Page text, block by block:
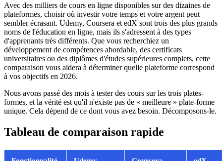
Avec des milliers de cours en ligne disponibles sur des dizaines de
plateformes, choisir où investir votre temps et votre argent peut
sembler écrasant. Udemy, Coursera et edX sont trois des plus grands
noms de l'éducation en ligne, mais ils s'adressent à des types
d'apprenants très différents. Que vous recherchiez un
développement de compétences abordable, des certificats
universitaires ou des diplômes d'études supérieures complets, cette
comparaison vous aidera à déterminer quelle plateforme correspond
à vos objectifs en 2026.
Nous avons passé des mois à tester des cours sur les trois plates-
formes, et la vérité est qu'il n'existe pas de « meilleure » plate-forme
unique. Cela dépend de ce dont vous avez besoin. Décomposons-le.
Tableau de comparaison rapide